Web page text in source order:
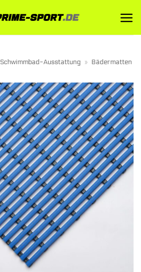
Schwimmbad-Ausstattung » Bädermatten